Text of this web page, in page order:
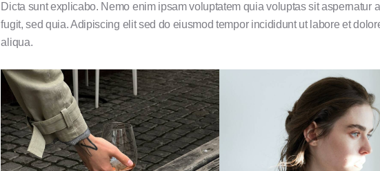
Dicta sunt explicabo. Nemo enim ipsam voluptatem quia voluptas sit aspernatur
fugit, sed quia. Adipiscing elit sed do eiusmod tempor incididunt ut labore et
aliqua.